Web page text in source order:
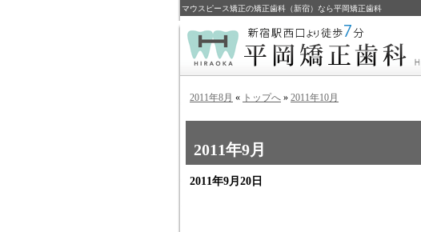
2011年9月
マウスピース矯正の矯正歯科（新宿）なら平岡矯正歯科
2011年8月 « トップへ » 2011年10月
2011年9月20日